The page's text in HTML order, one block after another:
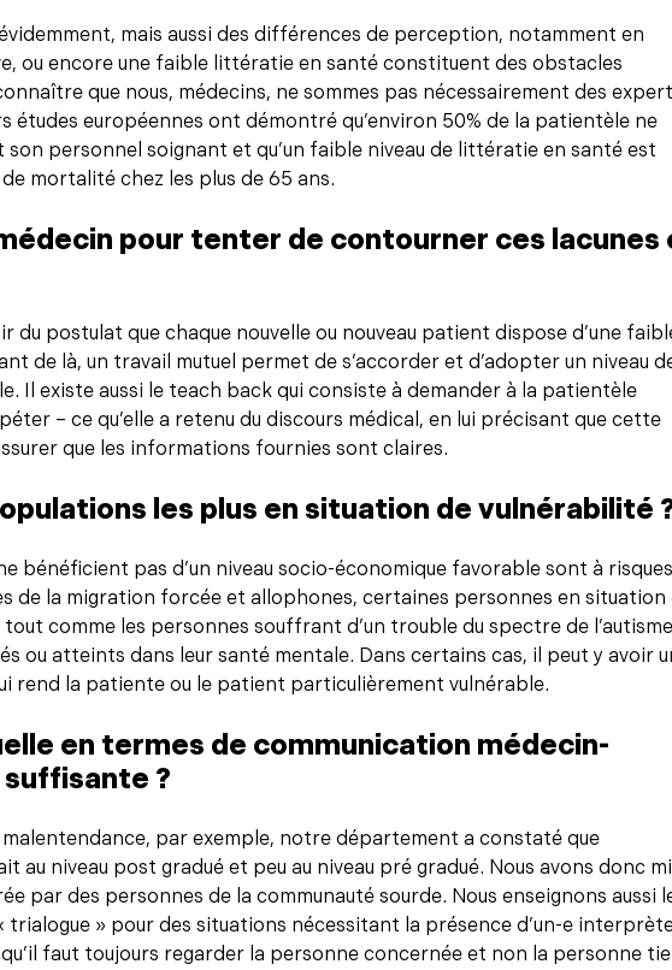
mais aussi des différences de perception, notamment en
ou encore une faible littératie en santé constituent des obstacles
que nous, médecins, ne sommes pas nécessairement des
études européennes ont démontré qu’environ 50% de la patientèle ne
personnel soignant et qu’un faible niveau de littératie en santé est
mortalité chez les plus de 65 ans.
pour tenter de contourner ces lacunes
postulat que chaque nouvelle ou nouveau patient dispose d’une
de là, un travail mutuel permet de s’accorder et d’adopter un niveau
Il existe aussi le teach back qui consiste à demander à la patientèle
– ce qu’elle a retenu du discours médical, en lui précisant que cette
que les informations fournies sont claires.
les plus en situation de vulnérabilité
bénéficient pas d’un niveau socio-économique favorable sont à
de la migration forcée et allophones, certaines personnes en situation
comme les personnes souffrant d’un trouble du spectre de
ou atteints dans leur santé mentale. Dans certains cas, il peut y avoir
rend la patiente ou le patient particulièrement vulnérable.
en termes de communication médecin-
?
par exemple, notre département a constaté que
au niveau post gradué et peu au niveau pré gradué. Nous avons donc
par des personnes de la communauté sourde. Nous enseignons aussi
trialogue » pour des situations nécessitant la présence d’un-e
faut toujours regarder la personne concernée et non la personne